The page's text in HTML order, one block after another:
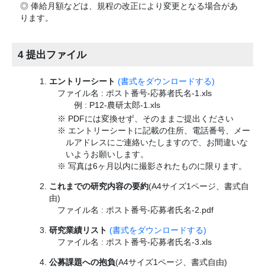
◎ 俸給月額などは、規程の改正により変更となる場合があ
ります。
4 提出ファイル
エントリーシート (書式をダウンロードする)
ファイル名 : ポスト番号-応募者氏名-1.xls
例 : P12-農研太郎-1.xls
※ PDFには変換せず、そのままご提出ください
※ エントリーシートに記載の住所、電話番号、メー
ルアドレスにご連絡いたしますので、お間違いな
いようお願いします。
※ 写真は6ヶ月以内に撮影されたものに限ります。
これまでの研究内容の要約(A4サイズ1ページ、書式自
由)
ファイル名 : ポスト番号-応募者氏名-2.pdf
研究業績リスト (書式をダウンロードする)
ファイル名 : ポスト番号-応募者氏名-3.xls
公募課題への抱負(A4サイズ1ページ、書式自由)